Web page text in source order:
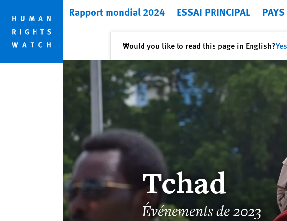
cookie
privacy
main
content
Rapport mondial 2024 ESSAI PRINCIPAL PAYS
Would you like to read this page in English?Yes
✕Fermer
Tchad
Événements de 2023